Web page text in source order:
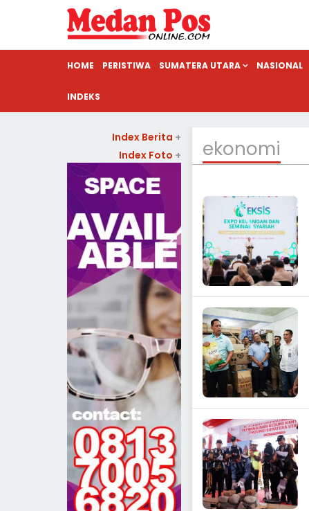
HOME PERISTIWA SUMATERA UTARA NASIONAL
INDEKS
ekonomi
Index Berita +
Index Foto +